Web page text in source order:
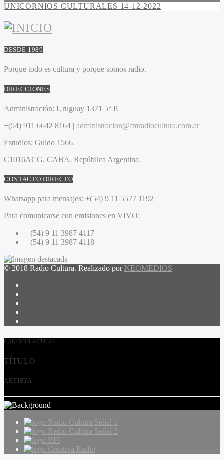
UNICORNIOS CULTURALES 14-12-2022
DESDE 1989
Porque todo es cultura y porque somos radio.
DIRECCIONES
Administración: Uruguay 1371 5° P.
+(54) 911 6642 8164 | administracion@fmradiocultura.com.ar
Estudios: Guido 1566.
C1016ACG. CABA. República Argentina.
CONTACTO DIRECTO
Whatsapp para mensajes: +(54) 9 11 5577 1192
Para comunicarse con emisiones en VIVO:
+ (54) 9 11 3987 4117
+ (54) 9 11 3987 4118
© 2018 Radio Cultura. Realizado por NEOMEDIOS
CANCIÓN ACTUAL
TÍTULO
ARTISTA
Radio Cultura Señal 1
Radio Cultura Señal 2
RFI
Creativa Radio